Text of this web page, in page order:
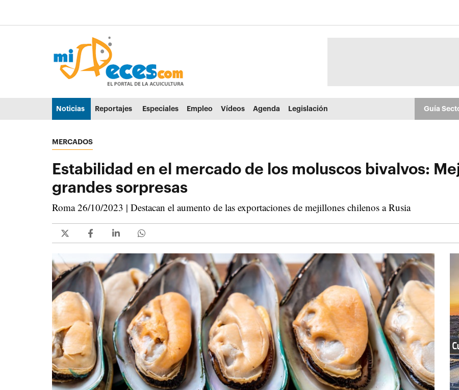
Ir al menú principal (alt + u)
Noticias Reportajes Especiales Empleo Vídeos Agenda Legislación Guía
MERCADOS
Estabilidad en el mercado de los moluscos bivalvos:
grandes sorpresas
Roma 26/10/2023 | Destacan el aumento de las exportaciones de mejillones chilenos a Rusia